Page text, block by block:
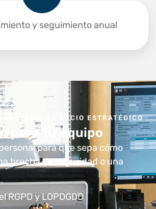
y seguimiento anual
TU SOCIO ESTRATÉGICO
para tu equipo
para que sepa cómo
brecha de seguridad o una
RGPD y LOPDGDD